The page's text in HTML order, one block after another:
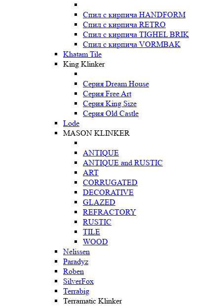
Спил с кирпича HANDFORM
Спил с кирпича RETRO
Спил с кирпича TIGHEL BRIK
Спил с кирпича VORMBAK
Khatam Tile
King Klinker
Серия Dream House
Серия Free Art
Серия King Size
Серия Old Castle
Lode
MASON KLINKER
ANTIQUE
ANTIQUE and RUSTIC
ART
CORRUGATED
DECORATIVE
GLAZED
REFRACTORY
RUSTIC
TILE
WOOD
Nelissen
Paradyz
Roben
SilverFox
Terrabig
Terramatic Klinker